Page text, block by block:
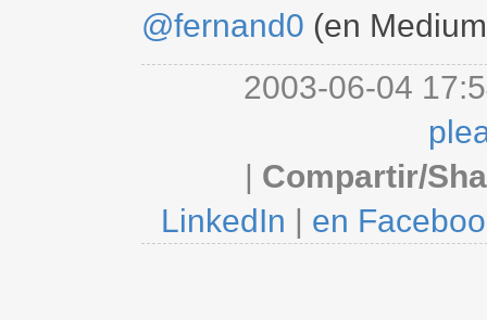
@fernand0 (en
2003-06-04
| Compartir/
LinkedIn | en